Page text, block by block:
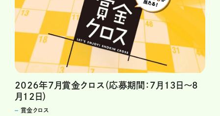
2026年7月賞金クロス（応募期間：7月13日～8
月12日）
賞金クロス